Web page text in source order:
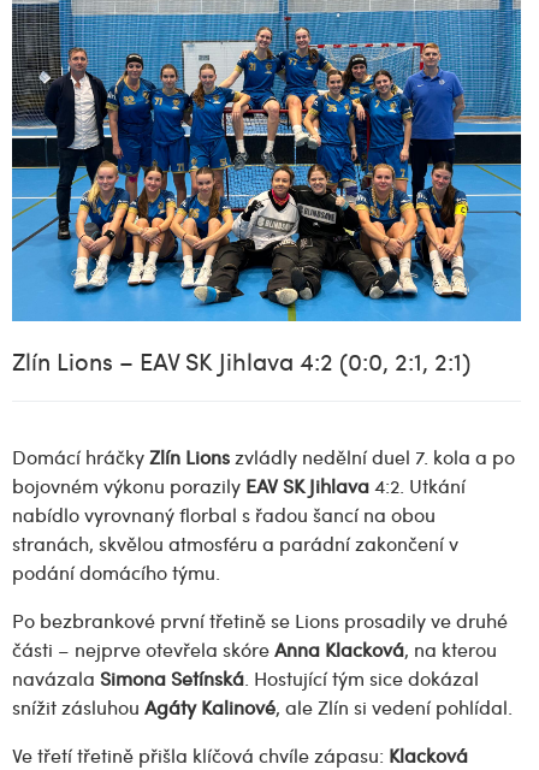
Zlín Lions – EAV SK Jihlava 4:2 (0:0, 2:1, 2:1)
Domácí hráčkyZlín Lionszvládly nedělní duel 7. kola a po
bojovném výkonu porazily EAV SK Jihlava4:2. Utkání
nabídlo vyrovnaný florbal s řadou šancí na obou
stranách, skvělou atmosféru a parádní zakončení v
podání domácího týmu.
Po bezbrankové první třetině se Lions prosadily ve druhé
části – nejprve otevřela skóreAnna Klacková, na kterou
navázala Simona Setínská. Hostující tým sice dokázal
snížit zásluhou Agáty Kalinové, ale Zlín si vedení pohlídal.
Ve třetí třetině přišla klíčová chvíle zápasu: Klacková